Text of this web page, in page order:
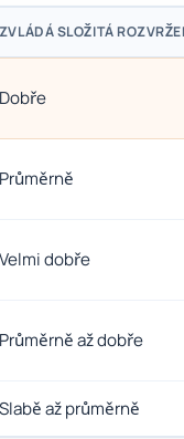
ZVLÁDÁ SLOŽITÁ
Dobře
Průměrně
Velmi dobře
Průměrně až dobře
Slabě až průměrně